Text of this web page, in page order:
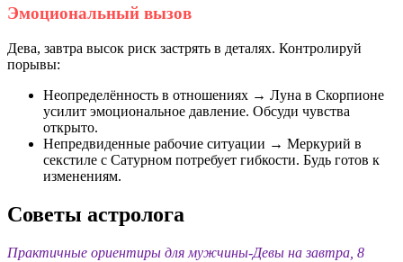
Эмоциональный вызов
Дева, завтра высок риск застрять в деталях. Контролируй
порывы:
Неопределённость в отношениях → Луна в Скорпионе
усилит эмоциональное давление. Обсуди чувства
открыто.
Непредвиденные рабочие ситуации → Меркурий в
секстиле с Сатурном потребует гибкости. Будь готов к
изменениям.
Советы астролога
Практичные ориентиры для мужчины-Девы на завтра, 8